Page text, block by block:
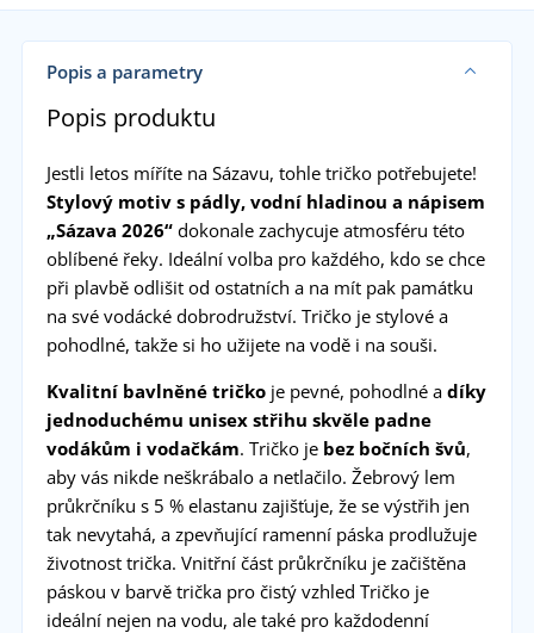
Popis a parametry
Popis produktu
Jestli letos míříte na Sázavu, tohle tričko potřebujete!
Stylový motiv s pádly, vodní hladinou a nápisem
„Sázava 2026“dokonale zachycuje atmosféru této
oblíbené řeky. Ideální volba pro každého, kdo se chce
při plavbě odlišit od ostatních a na mít pak památku
na své vodácké dobrodružství. Tričko je stylové a
pohodlné, takže si ho užijete na vodě i na souši.
Kvalitní bavlněné tričkoje pevné, pohodlné a díky
jednoduchému unisex střihu skvěle padne
vodákům i vodačkám. Tričko je bez bočních švů,
aby vás nikde neškrábalo a netlačilo. Žebrový lem
průkrčníku s 5 % elastanu zajišťuje, že se výstřih jen
tak nevytahá, a zpevňující ramenní páska prodlužuje
životnost trička. Vnitřní část průkrčníku je začištěna
páskou v barvě trička pro čistý vzhled Tričko je
ideální nejen na vodu, ale také pro každodenní